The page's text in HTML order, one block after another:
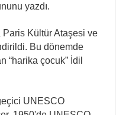
yazdı.
Paris Kültür Ataşesi ve
Bu dönemde
“harika çocuk” İdil
UNESCO